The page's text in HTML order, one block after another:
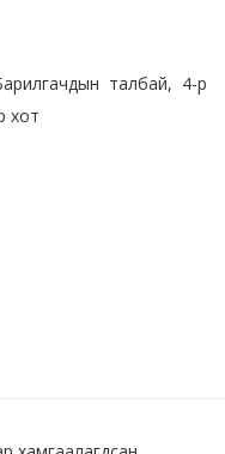
талбай, 4-р
хот